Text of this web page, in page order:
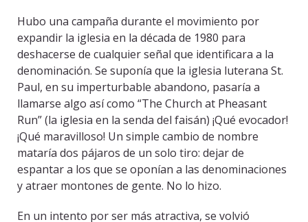
Hubo una campaña durante el movimiento por
expandir la iglesia en la década de 1980 para
deshacerse de cualquier señal que identificara a la
denominación. Se suponía que la iglesia luterana St.
Paul, en su imperturbable abandono, pasaría a
llamarse algo así como “The Church at Pheasant
Run” (la iglesia en la senda del faisán) ¡Qué evocador!
¡Qué maravilloso! Un simple cambio de nombre
mataría dos pájaros de un solo tiro: dejar de
espantar a los que se oponían a las denominaciones
y atraer montones de gente. No lo hizo.
En un intento por ser más atractiva, se volvió